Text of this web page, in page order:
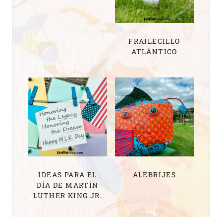
FRAILECILLO
ATLÁNTICO
IDEAS PARA EL
DÍA DE MARTÍN
LUTHER KING JR.
ALEBRIJES